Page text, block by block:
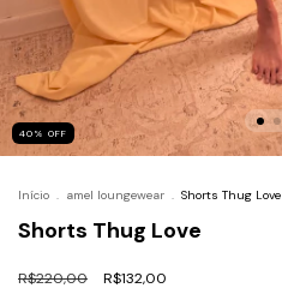
40 % OFF
Início . amel loungewear . Shorts Thug Love
Shorts Thug Love
R$220,00 R$132,00